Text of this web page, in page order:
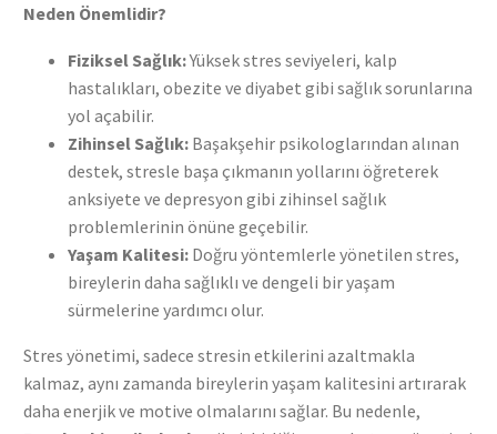
Neden Önemlidir?
Fiziksel Sağlık:Yüksek stres seviyeleri, kalp
hastalıkları, obezite ve diyabet gibi sağlık sorunlarına
yol açabilir.
Zihinsel Sağlık: Başakşehir psikologlarından alınan
destek, stresle başa çıkmanın yollarını öğreterek
anksiyete ve depresyon gibi zihinsel sağlık
problemlerinin önüne geçebilir.
Yaşam Kalitesi: Doğru yöntemlerle yönetilen stres,
bireylerin daha sağlıklı ve dengeli bir yaşam
sürmelerine yardımcı olur.
Stres yönetimi, sadece stresin etkilerini azaltmakla
kalmaz, aynı zamanda bireylerin yaşam kalitesini artırarak
daha enerjik ve motive olmalarını sağlar. Bu nedenle,